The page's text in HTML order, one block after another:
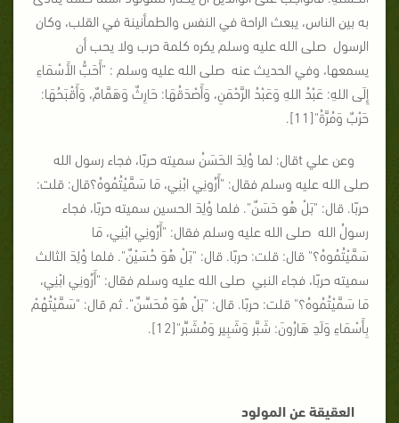
به بين الناس، يبعث الراحة في النفس والطمأنينة في القلب، وكان
الرسول صلى الله عليه وسلم يكره كلمة حرب ولا يحب أن
يسمعها، وفي الحديث عنه صلى الله عليه وسلم : "أَحَبُّ الأَسْمَاءِ
إِلَى اللهِ: ‏عَبْدُ اللهِ ‏وَعَبْدُ الرَّحْمَنِ، ‏وَأَصْدَقُهَا: ‏حَارِثٌ ‏وَهَمَّامٌ، ‏وَأَقْبَحُهَا:
حَرْبٌ وَمُرَّةُ"[11].
وعن علي tقال: لما وُلِدَ ‏الحَسَنُ ‏سميته حربًا، فجاء رسول الله ‏
صلى الله عليه وسلم فقال: "أَرُونِي ابْنِي، مَا سَمَّيْتُمُوهُ؟قال: قلت:‏
حربًا. قال: "بَلْ هُو حَسَنٌ". فلما وُلِدَ ‏الحسين سميته ‏حربًا، فجاء
رسولُ الله صلى الله عليه وسلم فقال: "أَرُونِي ابْنِي، مَا
سَمَّيْتُمُوهُ؟" قال: قلت: ‏حربًا. قال: "بَلْ هُوَ ‏حُسَيْنٌ". فلما وُلِدَ الثالث
سميته حربًا‏، ‏فجاء النبي‏ ‏ صلى الله عليه وسلم ‏فقال: "أَرُونِي ابْنِي،
مَا سَمَّيْتُمُوهُ؟" قلت: ‏حربًا. ‏قال: "بَلْ هُوَ ‏مُحَسِّنٌ". ‏ثم قال:‏ "‏سَمَّيْتُهُمْ
بِأَسْمَاءِ وَلَدِ ‏هَارُونَ: ‏شَبَّر ‏وَشَبِير ‏وَمُشَبِّر"[12].
العقيقة عن المولود